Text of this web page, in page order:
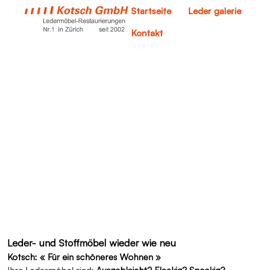
Startseite Leder galerie
Kontakt
Leder- und Stoffmöbel wieder wie neu
Kotsch: « Für ein schöneres Wohnen »